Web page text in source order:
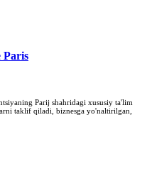
Paris
Parij shahridagi xususiy ta'lim
taklif qiladi, biznesga yo'naltirilgan,